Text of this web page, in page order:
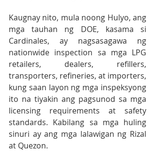
Kaugnay nito, mula noong Hulyo, ang
mga tauhan ng DOE, kasama si
Cardinales, ay nagsasagawa ng
nationwide inspection sa mga LPG
retailers, dealers, refillers,
transporters, refineries, at importers,
kung saan layon ng mga inspeksyong
ito na tiyakin ang pagsunod sa mga
licensing requirements at safety
standards. Kabilang sa mga huling
sinuri ay ang mga lalawigan ng Rizal
at Quezon.